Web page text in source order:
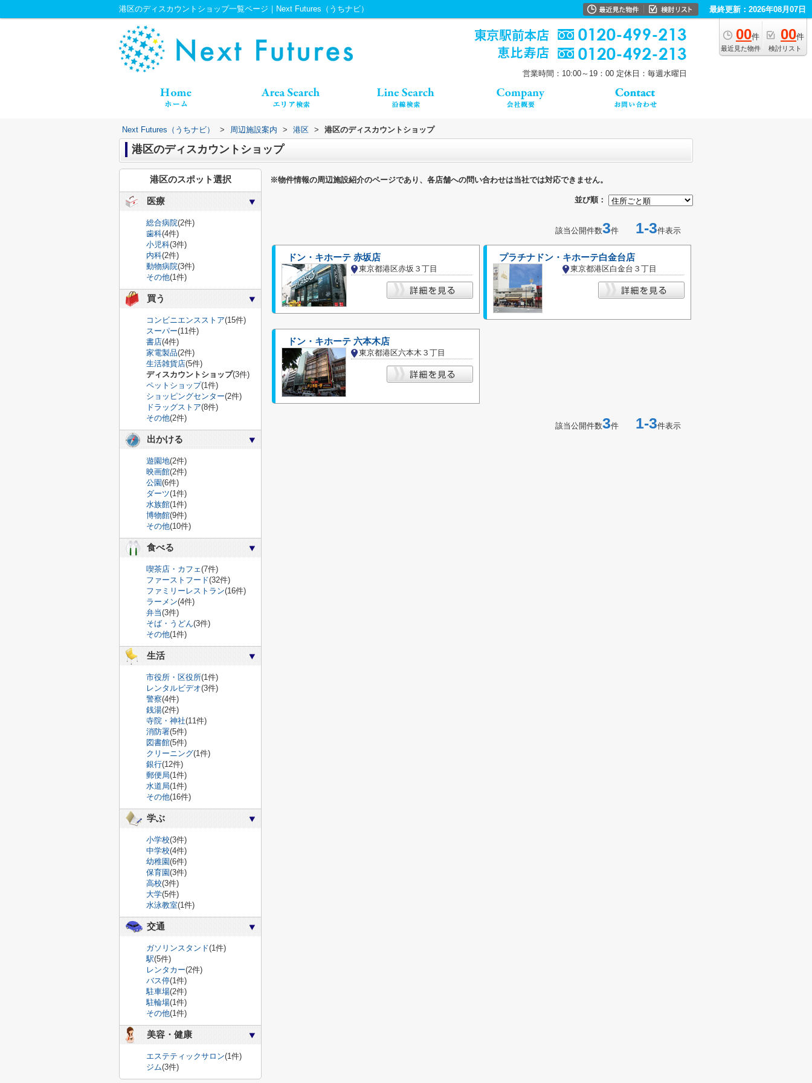
港区のディスカウントショップ一覧ページ｜Next Futures（うちナビ） 最終更新：2026年08月07日
00件
最近見た物件
00件
検討リスト
営業時間：10:00～19：00 定休日：毎週水曜日
Next Futures（うちナビ） > 周辺施設案内 > 港区 > 港区のディスカウントショップ
港区のディスカウントショップ
※物件情報の周辺施設紹介のページであり、各店舗への問い合わせは当社では対応できません。
並び順：
該当公開件数3件 1-3件表示
ドン・キホーテ 赤坂店
東京都港区赤坂３丁目
プラチナドン・キホーテ白金台店
東京都港区白金台３丁目
ドン・キホーテ 六本木店
東京都港区六本木３丁目
該当公開件数3件 1-3件表示
港区のスポット選択
医療
総合病院(2件)
歯科(4件)
小児科(3件)
内科(2件)
動物病院(3件)
その他(1件)
買う
コンビニエンスストア(15件)
スーパー(11件)
書店(4件)
家電製品(2件)
生活雑貨店(5件)
ディスカウントショップ(3件)
ペットショップ(1件)
ショッピングセンター(2件)
ドラッグストア(8件)
その他(2件)
出かける
遊園地(2件)
映画館(2件)
公園(6件)
ダーツ(1件)
水族館(1件)
博物館(9件)
その他(10件)
食べる
喫茶店・カフェ(7件)
ファーストフード(32件)
ファミリーレストラン(16件)
ラーメン(4件)
弁当(3件)
そば・うどん(3件)
その他(1件)
生活
市役所・区役所(1件)
レンタルビデオ(3件)
警察(4件)
銭湯(2件)
寺院・神社(11件)
消防署(5件)
図書館(5件)
クリーニング(1件)
銀行(12件)
郵便局(1件)
水道局(1件)
その他(16件)
学ぶ
小学校(3件)
中学校(4件)
幼稚園(6件)
保育園(3件)
高校(3件)
大学(5件)
水泳教室(1件)
交通
ガソリンスタンド(1件)
駅(5件)
レンタカー(2件)
バス停(1件)
駐車場(2件)
駐輪場(1件)
その他(1件)
美容・健康
エステティックサロン(1件)
ジム(3件)